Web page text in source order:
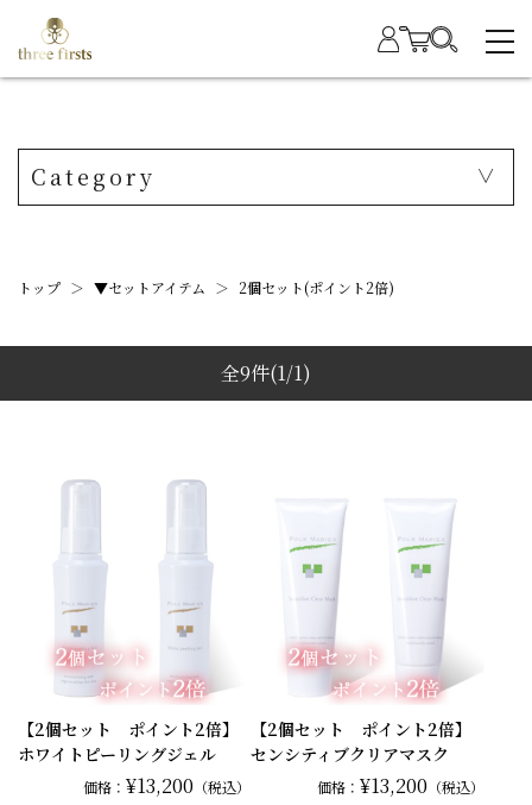
Category
トップ ＞ ▼セットアイテム ＞ 2個セット(ポイント2倍)
全9件(1/1)
【2個セット ポイント2倍】
ホワイトピーリングジェル
価格： ¥13,200 （税込）
【2個セット ポイント2倍】
センシティブクリアマスク
価格： ¥13,200 （税込）